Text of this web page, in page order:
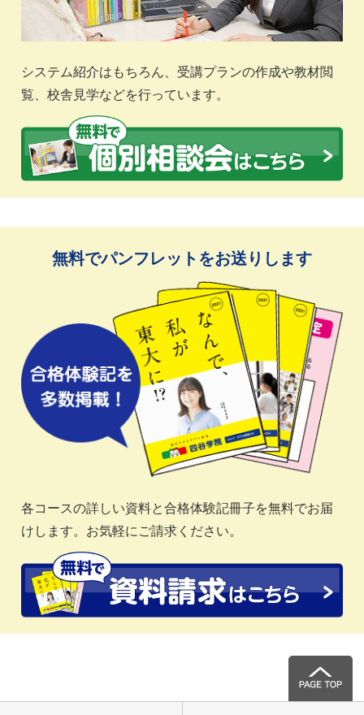
システム紹介はもちろん、受講プランの作成や教材閲
覧、校舎見学などを行っています。
無料でパンフレットをお送りします
各コースの詳しい資料と合格体験記冊子を無料でお届
けします。お気軽にご請求ください。